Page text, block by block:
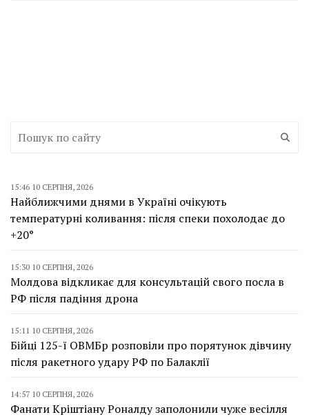
15:46 10 СЕРПНЯ, 2026
Найближчими днями в Україні очікують
температурні коливання: після спеки похолодає до
+20°
15:30 10 СЕРПНЯ, 2026
Молдова відкликає для консультацій свого посла в
РФ після падіння дрона
15:11 10 СЕРПНЯ, 2026
Бійці 125-ї ОВМБр розповіли про порятунок дівчину
після ракетного удару РФ по Балаклії
14:57 10 СЕРПНЯ, 2026
Фанати Кріштіану Роналду заполонили чуже весілля